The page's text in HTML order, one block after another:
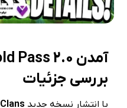
آمدن Pass 2.0
بررسی جزئیات
با انتشار نسخه جدید